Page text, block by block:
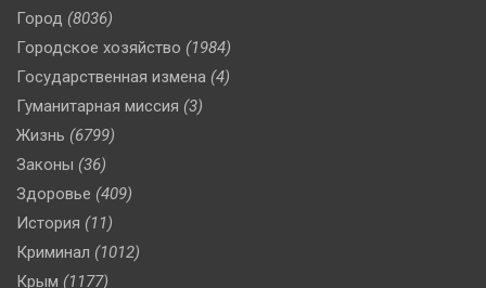
Город (8036)
Городское хозяйство (1984)
Государственная измена (4)
Гуманитарная миссия (3)
Жизнь (6799)
Законы (36)
Здоровье (409)
История (11)
Криминал (1012)
Крым (1177)